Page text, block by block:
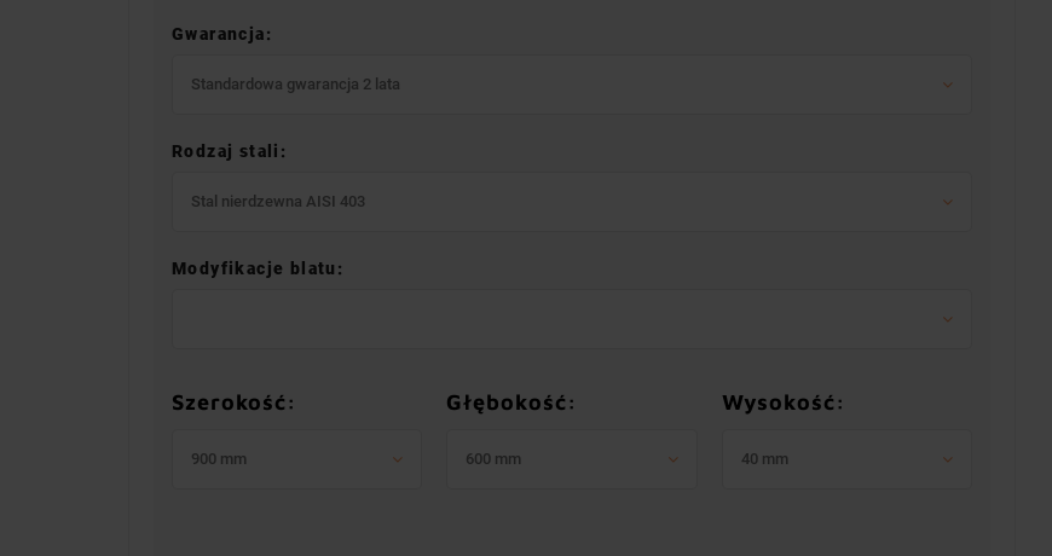
Gwarancja:
Standardowa gwarancja 2 lata
Rodzaj stali:
Stal nierdzewna AISI 403
Modyfikacje blatu:
Szerokość:
900 mm
Głębokość:
600 mm
Wysokość:
40 mm